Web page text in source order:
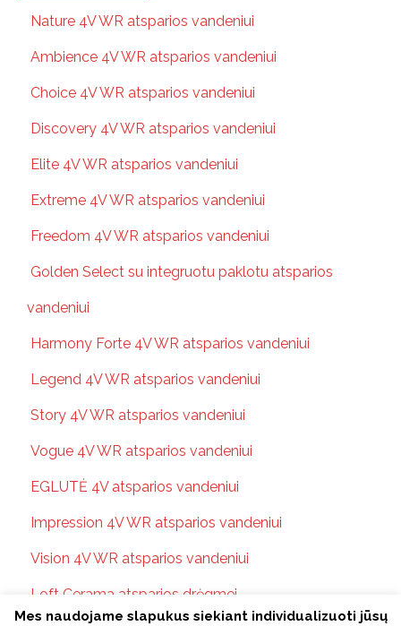
Nature 4V WR atsparios vandeniui
Ambience 4V WR atsparios vandeniui
Choice 4V WR atsparios vandeniui
Discovery 4V WR atsparios vandeniui
Elite 4V WR atsparios vandeniui
Extreme 4V WR atsparios vandeniui
Freedom 4V WR atsparios vandeniui
Golden Select su integruotu paklotu atsparios
vandeniui
Harmony Forte 4V WR atsparios vandeniui
Legend 4V WR atsparios vandeniui
Story 4V WR atsparios vandeniui
Vogue 4V WR atsparios vandeniui
EGLUTĖ 4V atsparios vandeniui
Impression 4V WR atsparios vandeniui
Vision 4V WR atsparios vandeniui
Loft Cerama atsparios drėgmei
Mes naudojame slapukus siekiant individualizuoti jūsų